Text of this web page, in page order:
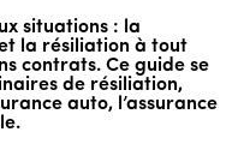
situations : la
la résiliation à tout
contrats. Ce guide se
de résiliation,
auto, l’assurance